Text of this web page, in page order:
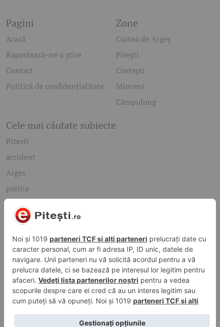
Pagini
Acasă
Raportează-ne o știre
Contact
Politică de confidențialitate
Zone
Curtea de Argeș
Pitești
Costești
Mioveni
Câmpulung
Cele mai căutate subiecte
Pitesti
accident
Arges
politia
mioveni
Caută rapid știrile care te interesează
Găsește cele mai recente știri, evenimente și subiecte de
interes din orașul tău. Introdu un cuvânt-cheie și descoperă
informațiile de care ai nevoie!
Caută